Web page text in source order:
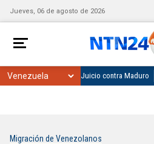
Jueves, 06 de agosto de 2026
Juicio contra Maduro
Migración de Venezolanos